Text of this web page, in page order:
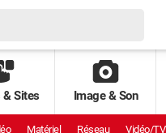
& Sites Image & Son
Matériel Réseau Vidéo/TV